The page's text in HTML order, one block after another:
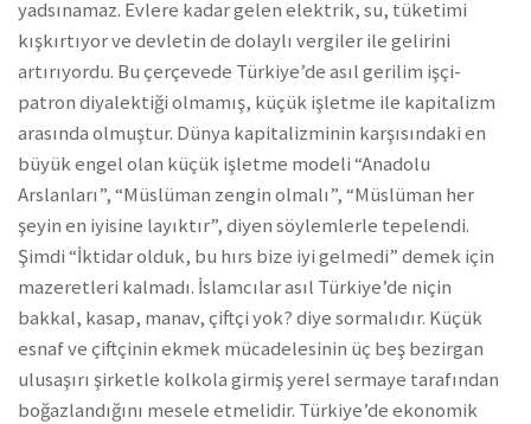
yadsınamaz. Evlere kadar gelen elektrik, su, tüketimi
kışkırtıyor ve devletin de dolaylı vergiler ile gelirini
artırıyordu. Bu çerçevede Türkiye’de asıl gerilim işçi-
patron diyalektiği olmamış, küçük işletme ile kapitalizm
arasında olmuştur. Dünya kapitalizminin karşısındaki en
büyük engel olan küçük işletme modeli “Anadolu
Arslanları”, “Müslüman zengin olmalı”, “Müslüman her
şeyin en iyisine layıktır”, diyen söylemlerle tepelendi.
Şimdi “İktidar olduk, bu hırs bize iyi gelmedi” demek için
mazeretleri kalmadı. İslamcılar asıl Türkiye’de niçin
bakkal, kasap, manav, çiftçi yok? diye sormalıdır. Küçük
esnaf ve çiftçinin ekmek mücadelesinin üç beş bezirgan
ulusaşırı şirketle kolkola girmiş yerel sermaye tarafından
boğazlandığını mesele etmelidir. Türkiye’de ekonomik